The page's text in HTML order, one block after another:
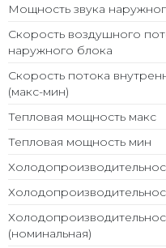
Мощность звука
Скорость воздушного
наружного блока
Скорость потока
(макс-мин)
Тепловая мощность макс
Тепловая мощность мин
(номинальная)